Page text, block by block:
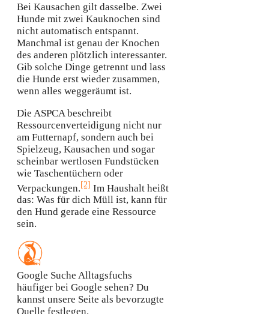
Bei Kausachen gilt dasselbe. Zwei
Hunde mit zwei Kauknochen sind
nicht automatisch entspannt.
Manchmal ist genau der Knochen
des anderen plötzlich interessanter.
Gib solche Dinge getrennt und lass
die Hunde erst wieder zusammen,
wenn alles weggeräumt ist.
Die ASPCA beschreibt
Ressourcenverteidigung nicht nur
am Futternapf, sondern auch bei
Spielzeug, Kausachen und sogar
scheinbar wertlosen Fundstücken
wie Taschentüchern oder
Verpackungen.[2] Im Haushalt heißt
das: Was für dich Müll ist, kann für
den Hund gerade eine Ressource
sein.
Google Suche Alltagsfuchs
häufiger bei Google sehen? Du
kannst unsere Seite als bevorzugte
Quelle festlegen.